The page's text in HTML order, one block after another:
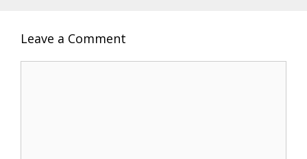
Leave a Comment